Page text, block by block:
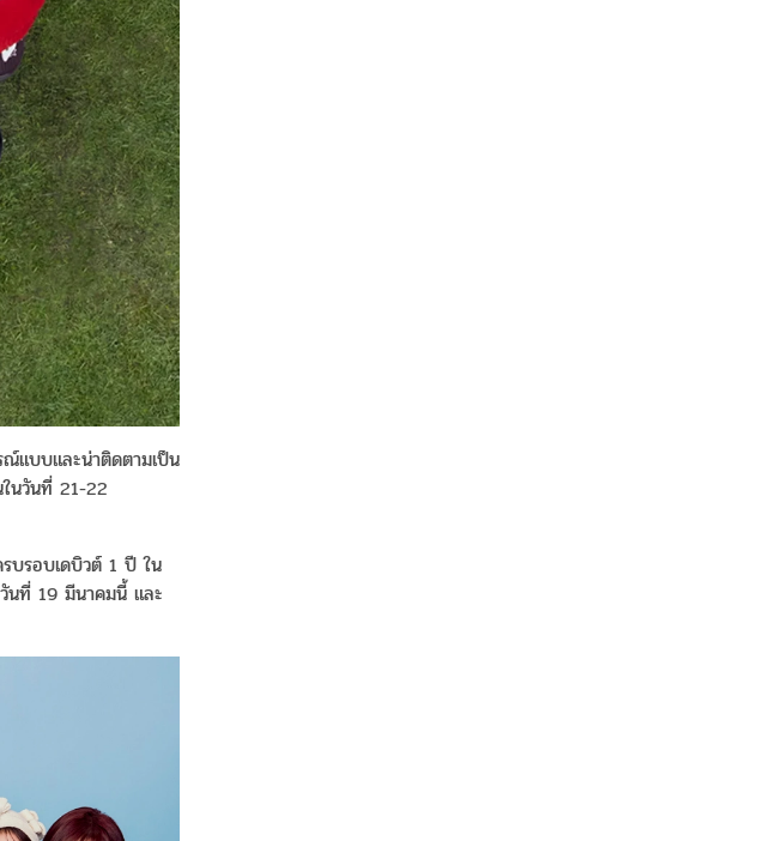
แบบและน่าติดตามเป็น
นวันที่ 21-22
บรอบเดบิวต์ 1 ปี ใน
นที่ 19 มีนาคมนี้ และ